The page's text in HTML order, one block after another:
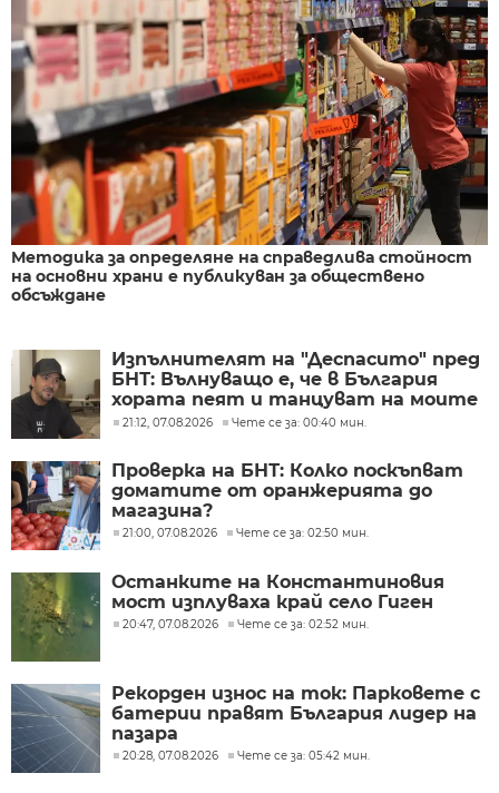
Методика за определяне на справедлива стойност
на основни храни е публикуван за обществено
обсъждане
Изпълнителят на "Деспасито" пред
БНТ: Вълнуващо е, че в България
хората пеят и танцуват на моите
песни
21:12, 07.08.2026 Чете се за: 00:40 мин.
Проверка на БНТ: Колко поскъпват
доматите от оранжерията до
магазина?
21:00, 07.08.2026 Чете се за: 02:50 мин.
Останките на Константиновия
мост изплуваха край село Гиген
20:47, 07.08.2026 Чете се за: 02:52 мин.
Рекорден износ на ток: Парковете с
батерии правят България лидер на
пазара
20:28, 07.08.2026 Чете се за: 05:42 мин.